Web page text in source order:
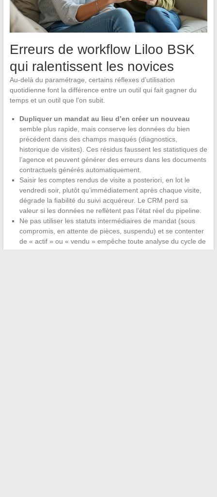
Erreurs de workflow Liloo BSK
qui ralentissent les novices
Au-delà du paramétrage, certains réflexes d’utilisation
quotidienne font la différence entre un outil qui fait gagner du
temps et un outil que l’on subit.
Dupliquer un mandat au lieu d’en créer un nouveau
semble plus rapide, mais conserve les données du bien
précédent dans des champs masqués (diagnostics,
historique de visites). Ces résidus faussent les statistiques de
l’agence et peuvent générer des erreurs dans les documents
contractuels générés automatiquement.
Saisir les comptes rendus de visite a posteriori, en lot le
vendredi soir, plutôt qu’immédiatement après chaque visite,
dégrade la fiabilité du suivi acquéreur. Le CRM perd sa
valeur si les données ne reflètent pas l’état réel du pipeline.
Ne pas utiliser les statuts intermédiaires de mandat (sous
compromis, en attente de pièces, suspendu) et se contenter
de « actif » ou « vendu » empêche toute analyse du cycle de